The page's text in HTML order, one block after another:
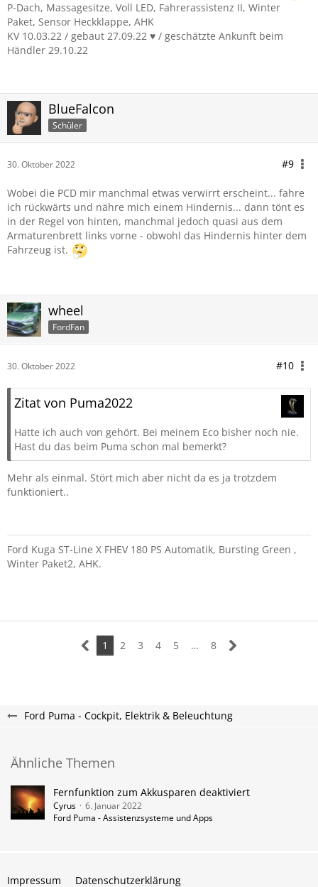
P-Dach, Massagesitze, Voll LED, Fahrerassistenz II, Winter
Paket, Sensor Heckklappe, AHK
KV 10.03.22 / gebaut 27.09.22 ♥️ / geschätzte Ankunft beim
Händler 29.10.22
BlueFalcon
Schüler
30. Oktober 2022 #9
Wobei die PCD mir manchmal etwas verwirrt erscheint... fahre
ich rückwärts und nähre mich einem Hindernis... dann tönt es
in der Regel von hinten, manchmal jedoch quasi aus dem
Armaturenbrett links vorne - obwohl das Hindernis hinter dem
Fahrzeug ist.
wheel
FordFan
30. Oktober 2022 #10
Zitat von Puma2022
Hatte ich auch von gehört. Bei meinem Eco bisher noch nie.
Hast du das beim Puma schon mal bemerkt?
Mehr als einmal. Stört mich aber nicht da es ja trotzdem
funktioniert..
Ford Kuga ST-Line X FHEV 180 PS Automatik, Bursting Green ,
Winter Paket2, AHK.
1 2 3 4 5 … 8
Ford Puma - Cockpit, Elektrik & Beleuchtung
Ähnliche Themen
Fernfunktion zum Akkusparen deaktiviert
Cyrus
6. Januar 2022
Ford Puma - Assistenzsysteme und Apps
Impressum Datenschutzerklärung